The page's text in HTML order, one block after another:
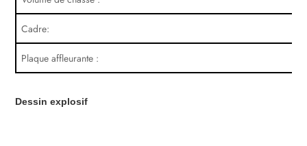
Cadre:
Plaque affleurante :
Dessin explosif